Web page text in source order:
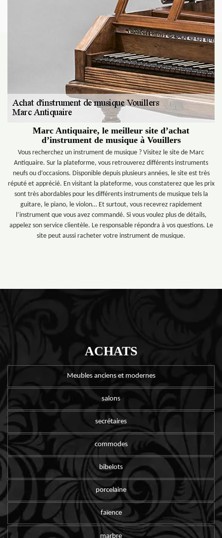
Marc Antiquaire, le meilleur site d’achat
d’instrument de musique à Vouillers
Vous recherchez un instrument de musique ? Visitez le site de Marc
Antiquaire. Sur la plateforme, vous retrouverez différents instruments
neufs ou d’occasions. Disponible depuis plusieurs années, le site est très
réputé et apprécié. En visitant la plateforme, vous constaterez que les prix
sont très abordables pour les différents instruments de musique tels la
guitare, le piano, le violon… Et surtout, vous recevrez rapidement
l’instrument que vous avez commandé. Si vous voulez plus de détails,
appelez son service clientèle. Le responsable répondra à vos questions. Le
site peut aussi racheter votre instrument de musique.
ACHATS
Meubles anciens et modernes
salons
secrétaires
commodes
bibelots
porcelaine
faïence
marbre